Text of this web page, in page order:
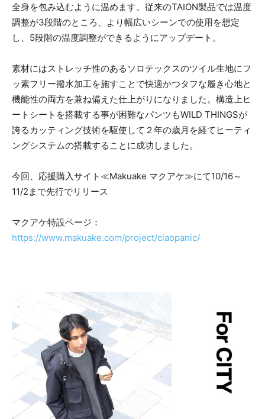
全身を包み込むように温めます。従来のTAION製品では温度
調整が3段階のところ、より幅広いシーンでの使用を想定
し、5段階の温度調整ができるようにアップデート。
素材にはストレッチ性のあるソロテックスのツイル生地にフ
ッ素フリー撥水加工を施すことで快適かつタフな履き心地と
機能性の両方を兼ね備えた仕上がりになりました。構造上ヒ
ートシートを搭載する事が困難なパンツもWILD THINGSが
誇るカッティング技術を駆使して２年の歳月を経てヒーティ
ングシステムの搭載することに成功しました。
今回、応援購入サイト≪Makuake マクアケ≫にて10/16～
11/2まで先行でリリース
マクアケ特設ページ：
https://www.makuake.com/project/ciaopanic/